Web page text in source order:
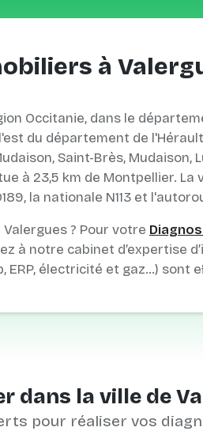
à
Occitanie, dans le
du département de
Saint-Brès, Mudaison,
à 23,5 km de Montpellier.
la nationale N113 et
? Pour votre
à notre cabinet d’expertise
ERP, électricité et gaz…)
dans la ville de
pour réaliser vos